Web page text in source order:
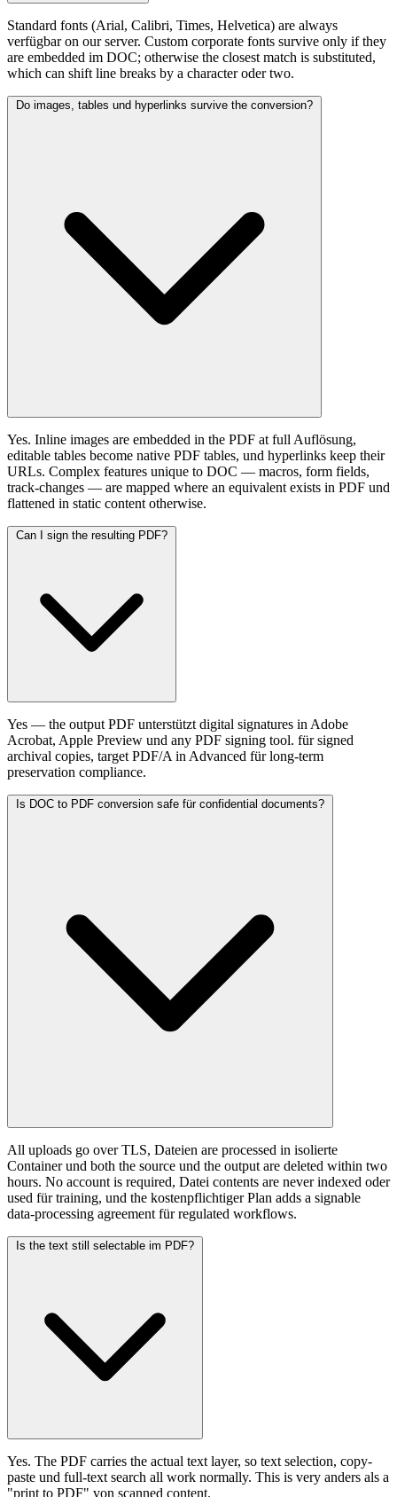
Standard fonts (Arial, Calibri, Times, Helvetica) are always
verfügbar on our server. Custom corporate fonts survive only if they
are embedded im DOC; otherwise the closest match is substituted,
which can shift line breaks by a character oder two.
Do images, tables und hyperlinks survive the conversion?
Yes. Inline images are embedded in the PDF at full Auflösung,
editable tables become native PDF tables, und hyperlinks keep their
URLs. Complex features unique to DOC — macros, form fields,
track-changes — are mapped where an equivalent exists in PDF und
flattened in static content otherwise.
Can I sign the resulting PDF?
Yes — the output PDF unterstützt digital signatures in Adobe
Acrobat, Apple Preview und any PDF signing tool. für signed
archival copies, target PDF/A in Advanced für long-term
preservation compliance.
Is DOC to PDF conversion safe für confidential documents?
All uploads go over TLS, Dateien are processed in isolierte
Container und both the source und the output are deleted within two
hours. No account is required, Datei contents are never indexed oder
used für training, und the kostenpflichtiger Plan adds a signable
data-processing agreement für regulated workflows.
Is the text still selectable im PDF?
Yes. The PDF carries the actual text layer, so text selection, copy-
paste und full-text search all work normally. This is very anders als a
"print to PDF" von scanned content.